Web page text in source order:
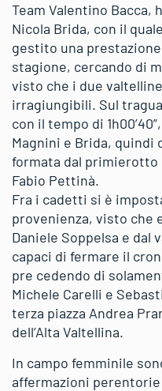
Team Valentino Bacca,
Nicola Brida, con il
gestito una
stagione, cercando di
visto che i due
irragiungibili. Sul
con il tempo di
Magnini e Brida, quindi
formata dal primierotto
Fabio Pettinà.
Fra i cadetti si è
provenienza, visto che
Daniele Soppelsa e dal
capaci di fermare il
pre cedendo di
Michele Carelli e
terza piazza Andrea
dell’Alta Valtellina.
In campo femminile
affermazioni